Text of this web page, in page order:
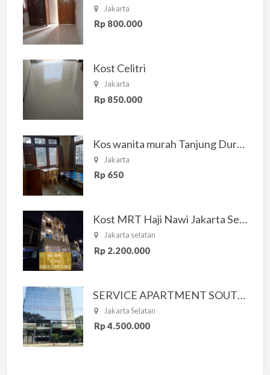
Jakarta
Rp 800.000
Kost Celitri
Jakarta
Rp 850.000
Kos wanita murah Tanjung Duren Jakarta Barat
Jakarta
Rp 650
Kost MRT Haji Nawi Jakarta Selatan
Jakarta selatan
Rp 2.200.000
SERVICE APARTMENT SOUTH RESIDENCE
Jakarta Selatan
Rp 4.500.000